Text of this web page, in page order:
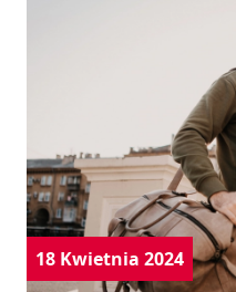
18 Kwietnia 2024